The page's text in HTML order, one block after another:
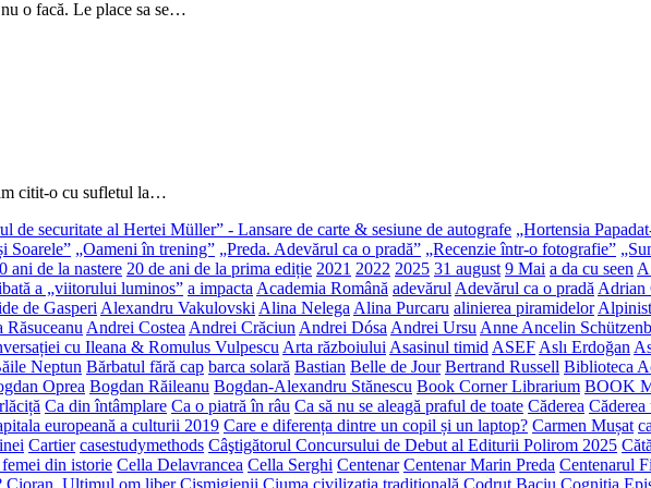
o facă. Le place sa se…
citit-o cu sufletul la…
de securitate al Hertei Müller” - Lansare de carte & sesiune de autografe „Hortensia
Soarele” „Oameni în trening” „Preda. Adevărul ca o pradă” „Recenzie într-o fotografie”
ani de la nastere 20 de ani de la prima ediție 2021 2022 2025 31 august 9 Mai a da cu seen
a „viitorului luminos” a impacta Academia Română adevărul Adevărul ca o pradă Adrian
de Gasperi Alexandru Vakulovski Alina Nelega Alina Purcaru alinierea piramidelor
Răsuceanu Andrei Costea Andrei Crăciun Andrei Dósa Andrei Ursu Anne Ancelin
cu Ileana & Romulus Vulpescu Arta războiului Asasinul timid ASEF Aslı Erdoğan
Neptun Bărbatul fără cap barca solară Bastian Belle de Jour Bertrand Russell Biblioteca
Oprea Bogdan Răileanu Bogdan-Alexandru Stănescu Book Corner Librarium BOOK
Ca din întâmplare Ca o piatră în râu Ca să nu se aleagă praful de toate Căderea
europeană a culturii 2019 Care e diferența dintre un copil și un laptop? Carmen Mușat
Cartier casestudymethods Câştigătorul Concursului de Debut al Editurii Polirom 2025
din istorie Cella Delavrancea Cella Serghi Centenar Centenar Marin Preda Centenarul
Cioran. Ultimul om liber Cișmigienii Ciuma civilizația tradițională Codruț Baciu Cogniția